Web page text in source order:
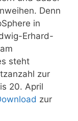
Denn
in
Erhard-
steht
zur
20. April
zur